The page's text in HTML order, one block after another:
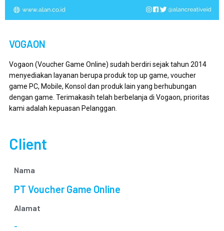
VOGAON
Vogaon (Voucher Game Online) sudah berdiri sejak tahun 2014
menyediakan layanan berupa produk top up game, voucher
game PC, Mobile, Konsol dan produk lain yang berhubungan
dengan game. Terimakasih telah berbelanja di Vogaon, prioritas
kami adalah kepuasan Pelanggan.
Client
Nama
PT Voucher Game Online
Alamat
-